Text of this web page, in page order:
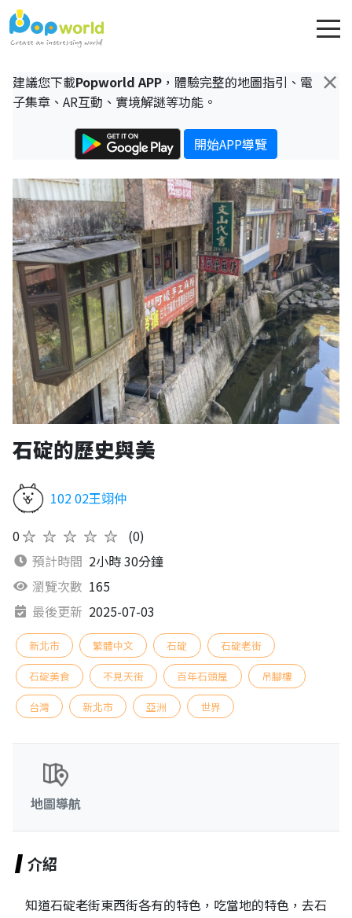
×
建議您下載Popworld APP ，體驗完整的地圖指引、電
子集章、AR互動、實境解謎等功能。
開始APP導覽
石碇的歷史與美
102 02王翊仲
0★★★★★
(0)
預計時間 2小時 30分鐘
瀏覽次數 165
最後更新 2025-07-03
新北市 繁體中文 石碇 石碇老街
石碇美食 不見天街 百年石頭屋 吊腳樓
台灣 新北市 亞洲 世界
地圖導航
介紹
知道石碇老街東西街各有的特色，吃當地的特色，去石